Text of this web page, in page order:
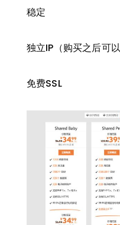
稳定
独立IP（购买之后可
免费SSL